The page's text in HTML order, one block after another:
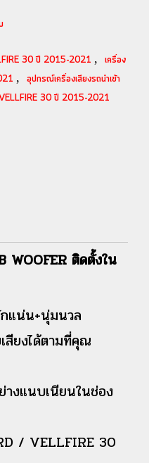
30 ปี 2015-2021 , เครื่อง
, อุปกรณ์เครื่องเสียงรถนำเข้า
30 ปี 2015-2021
WOOFER ติดตั้งใน
แน่น+นุ่มนวล
สียงได้ตามที่คุณ
างแนบเนียนในช่อง
/ VELLFIRE 30